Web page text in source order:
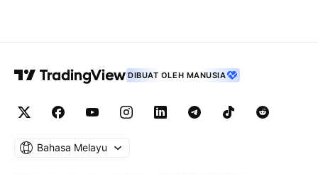
DIBUAT OLEH MANUSIA
Bahasa Melayu